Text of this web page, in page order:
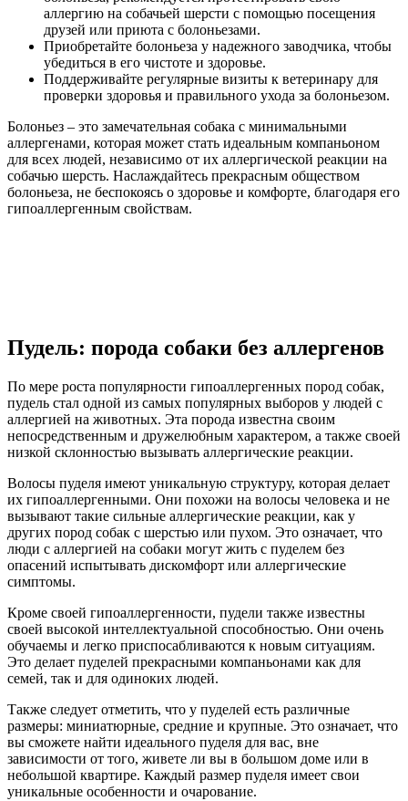
аллергию на собачьей шерсти с помощью посещения
друзей или приюта с болоньезами.
Приобретайте болоньеза у надежного заводчика, чтобы
убедиться в его чистоте и здоровье.
Поддерживайте регулярные визиты к ветеринару для
проверки здоровья и правильного ухода за болоньезом.
Болоньез – это замечательная собака с минимальными
аллергенами, которая может стать идеальным компаньоном
для всех людей, независимо от их аллергической реакции на
собачью шерсть. Наслаждайтесь прекрасным обществом
болоньеза, не беспокоясь о здоровье и комфорте, благодаря его
гипоаллергенным свойствам.
Пудель: порода собаки без аллергенов
По мере роста популярности гипоаллергенных пород собак,
пудель стал одной из самых популярных выборов у людей с
аллергией на животных. Эта порода известна своим
непосредственным и дружелюбным характером, а также своей
низкой склонностью вызывать аллергические реакции.
Волосы пуделя имеют уникальную структуру, которая делает
их гипоаллергенными. Они похожи на волосы человека и не
вызывают такие сильные аллергические реакции, как у
других пород собак с шерстью или пухом. Это означает, что
люди с аллергией на собаки могут жить с пуделем без
опасений испытывать дискомфорт или аллергические
симптомы.
Кроме своей гипоаллергенности, пудели также известны
своей высокой интеллектуальной способностью. Они очень
обучаемы и легко приспосабливаются к новым ситуациям.
Это делает пуделей прекрасными компаньонами как для
семей, так и для одиноких людей.
Также следует отметить, что у пуделей есть различные
размеры: миниатюрные, средние и крупные. Это означает, что
вы сможете найти идеального пуделя для вас, вне
зависимости от того, живете ли вы в большом доме или в
небольшой квартире. Каждый размер пуделя имеет свои
уникальные особенности и очарование.